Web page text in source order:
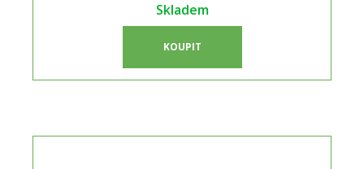
Skladem
KOUPIT